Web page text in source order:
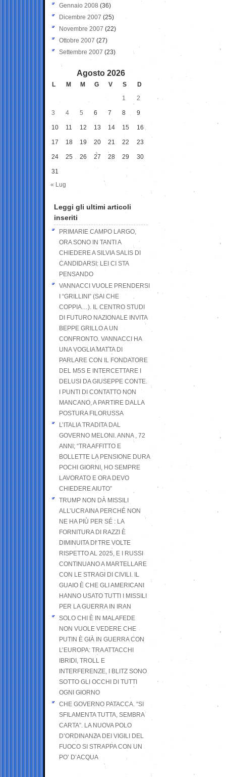
Gennaio 2008 (36)
Dicembre 2007 (25)
Novembre 2007 (22)
Ottobre 2007 (27)
Settembre 2007 (23)
Agosto 2026
L M M G V S
D
1
2
3 4 5 6 7 8 9
10 11 12 13 14 15 16
17 18 19 20 21 22 23
24 25 26 27 28 29 30
31
« Lug
Leggi gli ultimi articoli
inseriti
PRIMARIE CAMPO LARGO,
ORA SONO IN TANTI A
CHIEDERE A SILVIA SALIS DI
CANDIDARSI: LEI CI STA
PENSANDO
VANNACCI VUOLE PRENDERSI
I “GRILLINI” (SAI CHE
COPPIA…). IL CENTRO STUDI
DI FUTURO NAZIONALE INVITA
BEPPE GRILLO A UN
CONFRONTO. VANNACCI HA
UNA VOGLIA MATTA DI
PARLARE CON IL FONDATORE
DEL M5S E INTERCETTARE I
DELUSI DA GIUSEPPE CONTE.
I PUNTI DI CONTATTO NON
MANCANO, A PARTIRE DALLA
POSTURA FILORUSSA
L’ITALIA TRADITA DAL
GOVERNO MELONI. ANNA , 72
ANNI; “TRA AFFITTO E
BOLLETTE LA PENSIONE DURA
POCHI GIORNI, HO SEMPRE
LAVORATO E ORA DEVO
CHIEDERE AIUTO”
TRUMP NON DÀ MISSILI
ALL’UCRAINA PERCHÉ NON
NE HA PIÙ PER SÉ : LA
FORNITURA DI RAZZI È
DIMINUITA DI TRE VOLTE
RISPETTO AL 2025, E I RUSSI
CONTINUANO A MARTELLARE
CON LE STRAGI DI CIVILI. IL
GUAIO È CHE GLI AMERICANI
HANNO USATO TUTTI I MISSILI
PER LA GUERRA IN IRAN
SOLO CHI È IN MALAFEDE
NON VUOLE VEDERE CHE
PUTIN È GIÀ IN GUERRA CON
L’EUROPA: TRA ATTACCHI
IBRIDI, TROLL E
INTERFERENZE, I BLITZ SONO
SOTTO GLI OCCHI DI TUTTI
OGNI GIORNO
CHE GOVERNO PATACCA. “SI
SFILAMENTA TUTTA, SEMBRA
CARTA”. LA NUOVA POLO
D’ORDINANZA DEI VIGILI DEL
FUOCO SI STRAPPA CON UN
PO’ D’ACQUA